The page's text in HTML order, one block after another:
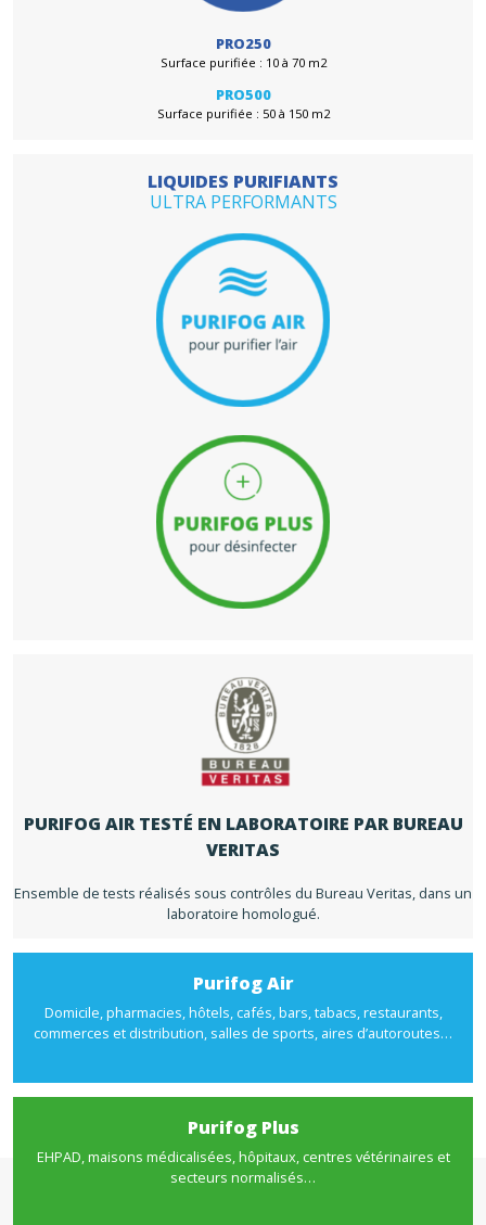
GÉNÉRATEURS DE BRUME
HAUTE TECHNOLOGIE
PRO250
Surface purifiée : 10 à 70 m2
Surface purifiée : 50 à 150 m2
LIQUIDES PURIFIANTS
ULTRA PERFORMANTS